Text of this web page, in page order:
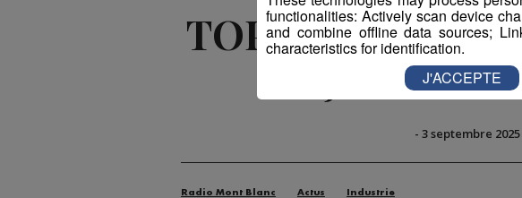
TOP FAB : le
la jeunesse
- 3 septembre 2025
Radio Mont Blanc Actus Industrie
functionalities: Actively scan device
and combine offline data sources;
characteristics for identification.
J'ACCEPTE